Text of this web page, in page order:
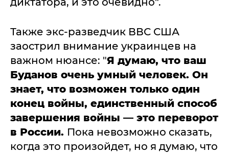
Также экс-разведчик ВВС США
заострил внимание украинцев на
важном нюансе: "Я думаю, что ваш
Буданов очень умный человек. Он
знает, что возможен только один
конец войны, единственный способ
завершения войны — это переворот
в России. Пока невозможно сказать,
когда это произойдет, но я думаю, что